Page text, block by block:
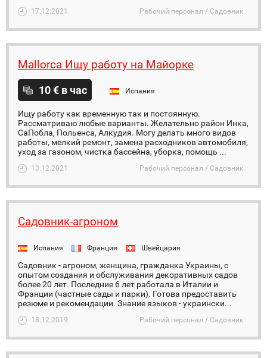
17.12.2021 Рабочий персонал / Садовник
Mallorca Ищу работу на Майорке
10 € в час Испания
Ищу работу как временную так и постоянную.
Рассматриваю любые варианты. Желательно район Инка,
СаПобла, Польенса, Алкудия. Могу делать много видов
работы, мелкий ремонт, замена расходников автомобиля,
уход за газоном, чистка бассейна, уборка, помощь ...
13.12.2021 Рабочий персонал / Садовник
Садовник-агроном
Испания Франция Швейцария
Садовник - агроном, женщина, гражданка Украины, с
опытом создания и обслуживания декоративных садов
более 20 лет. Последние 6 лет работала в Италии и
Франции (частные сады и парки). Готова предоставить
резюме и рекомендации. Знание языков - украински...
18.12.2019 Рабочий персонал / Садовник